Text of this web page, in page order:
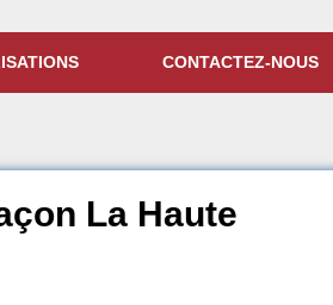
CONTACTEZ-NOUS
La Haute